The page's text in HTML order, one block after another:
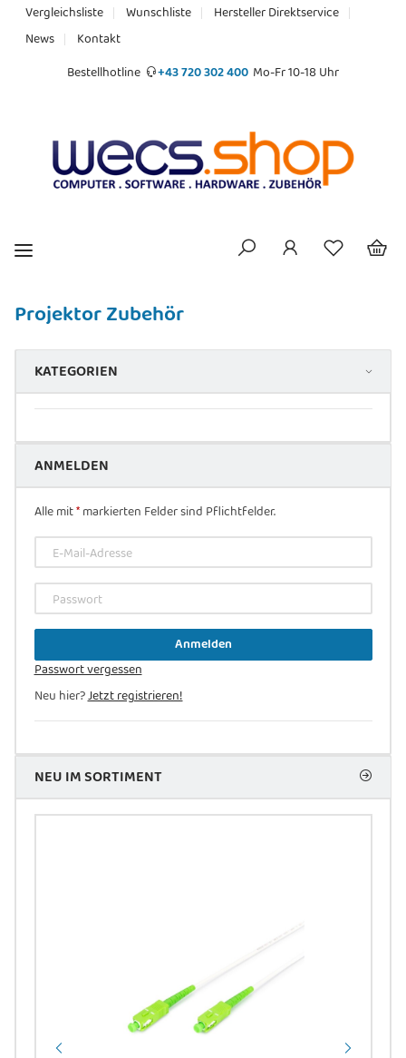
Vergleichsliste Wunschliste
Hersteller Direktservice
News
Kontakt
Bestellhotline
+43 720 302 400 Mo-Fr 10-18 Uhr
Projektor Zubehör
KATEGORIEN
ANMELDEN
Alle mit*markierten Felder sind Pflichtfelder.
E-Mail-Adresse
Passwort
Anmelden
Passwort vergessen
Neu hier?Jetzt registrieren!
NEU IM SORTIMENT